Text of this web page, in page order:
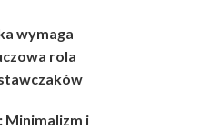
wymaga
rola
Minimalizm i